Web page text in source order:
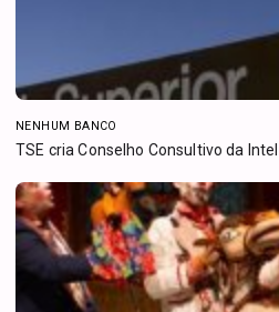
NENHUM BANCO
TSE cria Conselho Consultivo da